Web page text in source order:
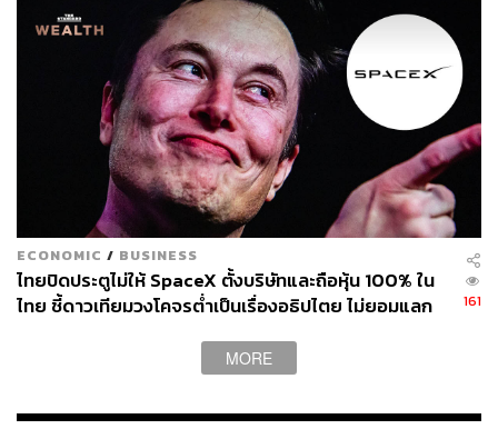
นอกจากนี้จะมีการตั้งฮอตไลน์ให้ประชาชนสามารถรายงาน
การเกิดอาชญากรรมในรูปแบบนี้ได้โดยตรง
ขณะที่รัฐบาลกลางจะจัดสรรเงินงบประมาณให้รัฐบาลมลรัฐ
จัดตั้งหน่วยงานในลักษณะเดียวกัน พร้อมทั้งจะจัดสรรงบ
ประมาณเพื่อฝึกอบรมเพิ่มความพร้อมแก่เจ้าหน้าที่ตำรวจให้
สามารถรับมือกับเคสอาชญากรรมในลักษณะนี้ได้ รวมทั้ง
รณรงค์กับประชาชนทั่วไปให้ช่วยเป็นหูเป็นตาให้กับตำรวจ
“ดิฉันไม่สามารถบอกทุกท่านได้เลยว่า กฎหมายฉบับนี้มี
ความสำคัญกับชุมชนชาวอเมริกันเชื้อสายเอเชียมากขนาด
ไหน มันเป็นเวลานานมากแล้วเหลือเกินที่พวกเราไม่มีตัวตน
และถูกมองเป็นคนอื่นในประเทศของตัวเอง กฎหมายฉบับนี้
ชาวอเมริกันเชื้อสายเอเชีย และรัฐจะทำทุกอย่างเพื่อปกป้อง
ECONOMIC / BUSINESS
ไทยปิดประตูไม่ให้ SpaceX ตั้งบริษัทและถือหุ้น 100% ใน
ไทย ชี้ดาวเทียมวงโคจรต่ำเป็นเรื่องอธิปไตย ไม่ยอมแลก
161
MORE